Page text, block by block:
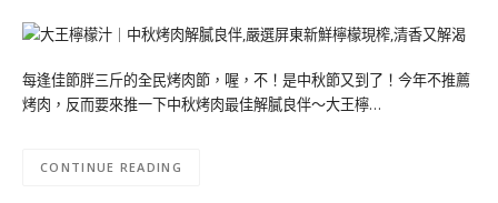
每逢佳節胖三斤的全民烤肉節，喔，不！是中秋節又到了！今年不推薦
烤肉，反而要來推一下中秋烤肉最佳解膩良伴～大王檸…
CONTINUE READING